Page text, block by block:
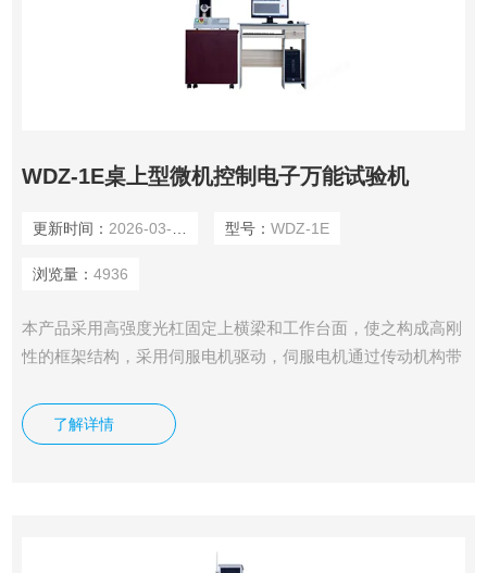
WDZ-1E桌上型微机控制电子万能试验机
更新时间： 2026-03-20 型号： WDZ-1E
浏览量： 4936
本产品采用高强度光杠固定上横梁和工作台面，使之构成高刚
性的框架结构，采用伺服电机驱动，伺服电机通过传动机构带
非金属及复合材料进行力学性能指标的测试。精密的自动控制
和数据采集系统，实现了数据采集和控制过程的全数字化调
了解详情